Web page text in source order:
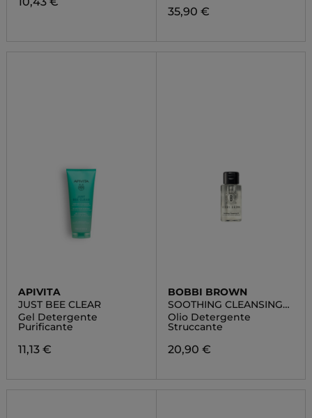
35,90 €
APIVITA
JUST BEE CLEAR
Gel Detergente
Purificante
11,13 €
BOBBI BROWN
SOOTHING CLEANSING
OIL
Olio Detergente
Struccante
20,90 €